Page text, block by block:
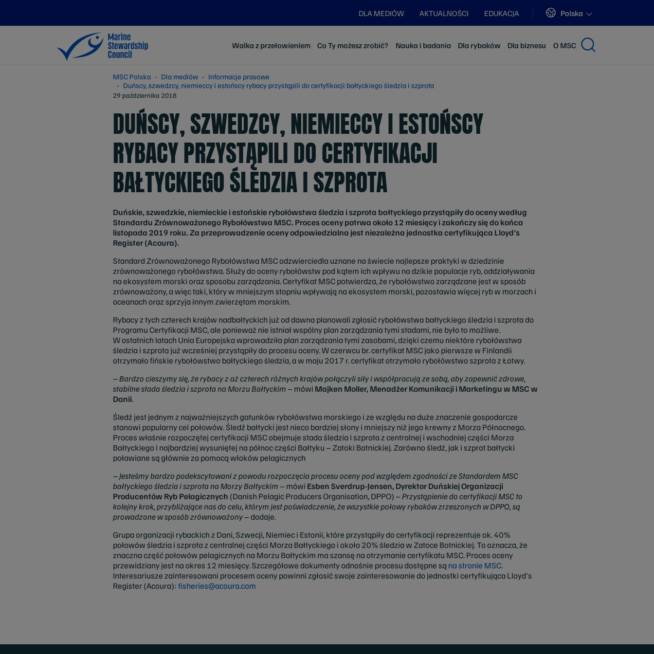
DLA MEDIÓW AKTUALNOŚCI EDUKACJA Sites
Polska
Walka z przełowieniem Co Ty możesz zrobić? Nauka i badania Dla rybaków Dla biznesu O MSC
MSC Polska Dla mediów
Informacje prasowe
Duńscy, szwedzcy, niemieccy i estońscy rybacy przystąpili do certyfikacji bałtyckiego śledzia i szprota
29 października 2018
DUŃSCY, SZWEDZCY, NIEMIECCY I ESTOŃSCY
RYBACY PRZYSTĄPILI DO CERTYFIKACJI
BAŁTYCKIEGO ŚLEDZIA I SZPROTA
Duńskie, szwedzkie, niemieckie i estońskie rybołówstwa śledzia i szprota bałtyckiego przystąpiły do oceny według
Standardu Zrównoważonego Rybołówstwa MSC. Proces oceny potrwa około 12 miesięcy i zakończy się do końca
listopada 2019 roku. Za przeprowadzenie oceny odpowiedzialna jest niezależna jednostka certyfikująca Lloyd's
Register (Acoura).
Standard Zrównoważonego Rybołówstwa MSC odzwierciedla uznane na świecie najlepsze praktyki w dziedzinie
zrównoważonego rybołówstwa. Służy do oceny rybołówstw pod kątem ich wpływu na dzikie populacje ryb, oddziaływania
na ekosystem morski oraz sposobu zarządzania. Certyfikat MSC potwierdza, że rybołówstwo zarządzane jest w sposób
zrównoważony, a więc taki, który w mniejszym stopniu wpływają na ekosystem morski, pozostawia więcej ryb w morzach i
oceanach oraz sprzyja innym zwierzętom morskim.
Rybacy z tych czterech krajów nadbałtyckich już od dawna planowali zgłosić rybołówstwa bałtyckiego śledzia i szprota do
Programu Certyfikacji MSC, ale ponieważ nie istniał wspólny plan zarządzania tymi stadami, nie było to możliwe.
W ostatnich latach Unia Europejska wprowadziła plan zarządzania tymi zasobami, dzięki czemu niektóre rybołówstwa
śledzia i szprota już wcześniej przystąpiły do procesu oceny. W czerwcu br. certyfikat MSC jako pierwsze w Finlandii
otrzymało fińskie rybołówstwo bałtyckiego śledzia, a w maju 2017 r. certyfikat otrzymało rybołówstwo szprota z Łotwy.
–Bardzo cieszymy się, że rybacy z aż czterech różnych krajów połączyli siły i współpracują ze sobą, aby zapewnić zdrowe,
stabilne stada śledzia i szprota na Morzu Bałtyckim – mówi Majken Moller, Menadżer Komunikacji i Marketingu w MSC w
Danii.
Śledź jest jednym z najważniejszych gatunków rybołówstwa morskiego i ze względu na duże znaczenie gospodarcze
stanowi popularny cel połowów. Śledź bałtycki jest nieco bardziej słony i mniejszy niż jego krewny z Morza Północnego.
Proces właśnie rozpoczętej certyfikacji MSC obejmuje stada śledzia i szprota z centralnej i wschodniej części Morza
Bałtyckiego i najbardziej wysuniętej na północ części Bałtyku – Zatoki Botnickiej. Zarówno śledź, jak i szprot bałtycki
poławiane są głównie za pomocą włoków pelagicznych
–Jesteśmy bardzo podekscytowani z powodu rozpoczęcia procesu oceny pod względem zgodności ze Standardem MSC
bałtyckiego śledzia i szprota na Morzy Bałtyckim – mówi Esben Sverdrup-Jensen, Dyrektor Duńskiej Organizacji
Producentów Ryb Pelagicznych (Danish Pelagic Producers Organisation, DPPO) –Przystąpienie do certyfikacji MSC to
kolejny krok, przybliżające nas do celu, którym jest poświadczenie, że wszystkie połowy rybaków zrzeszonych w DPPO, są
prowadzone w sposób zrównoważony– dodaje.
Grupa organizacji rybackich z Dani, Szwecji, Niemiec i Estonii, które przystąpiły do certyfikacji reprezentuje ok. 40%
połowów śledzia i szprota z centralnej części Morza Bałtyckiego i około 20% śledzia w Zatoce Botnickiej. To oznacza, że
znaczna część połowów pelagicznych na Morzu Bałtyckim ma szansę na otrzymanie certyfikatu MSC. Proces oceny
przewidziany jest na okres 12 miesięcy. Szczegółowe dokumenty odnośnie procesu dostępne są na stronie MSC.
Interesariusze zainteresowani procesem oceny powinni zgłosić swoje zainteresowanie do jednostki certyfikująca Lloyd's
Register (Acoura):fisheries@acoura.com